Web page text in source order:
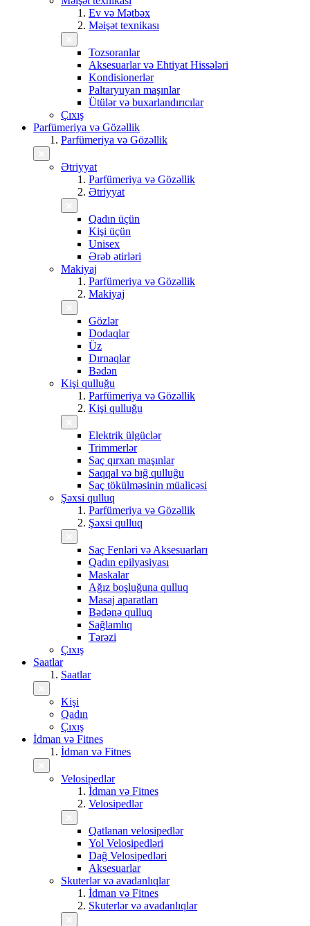
Ev və Mətbəx
Məişət texnikası
Tozsoranlar
Aksesuarlar və Ehtiyat Hissələri
Kondisionerlər
Paltaryuyan maşınlar
Ütülər və buxarlandırıcılar
Çıxış
Parfümeriya və Gözəllik
Parfümeriya və Gözəllik
Ətriyyat
Parfümeriya və Gözəllik
Ətriyyat
Qadın üçün
Kişi üçün
Unisex
Ərəb ətirləri
Makiyaj
Parfümeriya və Gözəllik
Makiyaj
Gözlər
Dodaqlar
Üz
Dırnaqlar
Bədən
Kişi qulluğu
Parfümeriya və Gözəllik
Kişi qulluğu
Elektrik ülgüclər
Trimmerlər
Saç qırxan maşınlar
Saqqal və bığ qulluğu
Saç tökülməsinin müalicəsi
Şəxsi qulluq
Parfümeriya və Gözəllik
Şəxsi qulluq
Saç Fenləri və Aksesuarları
Qadın epilyasiyası
Maskalar
Ağız boşluğuna qulluq
Masaj aparatları
Bədənə qulluq
Sağlamlıq
Tərəzi
Çıxış
Saatlar
Saatlar
Kişi
Qadın
Çıxış
İdman və Fitnes
İdman və Fitnes
Velosipedlər
İdman və Fitnes
Velosipedlər
Qatlanan velosipedlər
Yol Velosipedləri
Dağ Velosipedləri
Aksesuarlar
Skuterlər və avadanlıqlar
İdman və Fitnes
Skuterlər və avadanlıqlar